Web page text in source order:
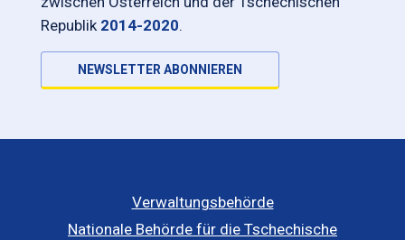
Republik 2014-2020.
NEWSLETTER ABONNIEREN
Verwaltungsbehörde
Nationale Behörde für die Tschechische